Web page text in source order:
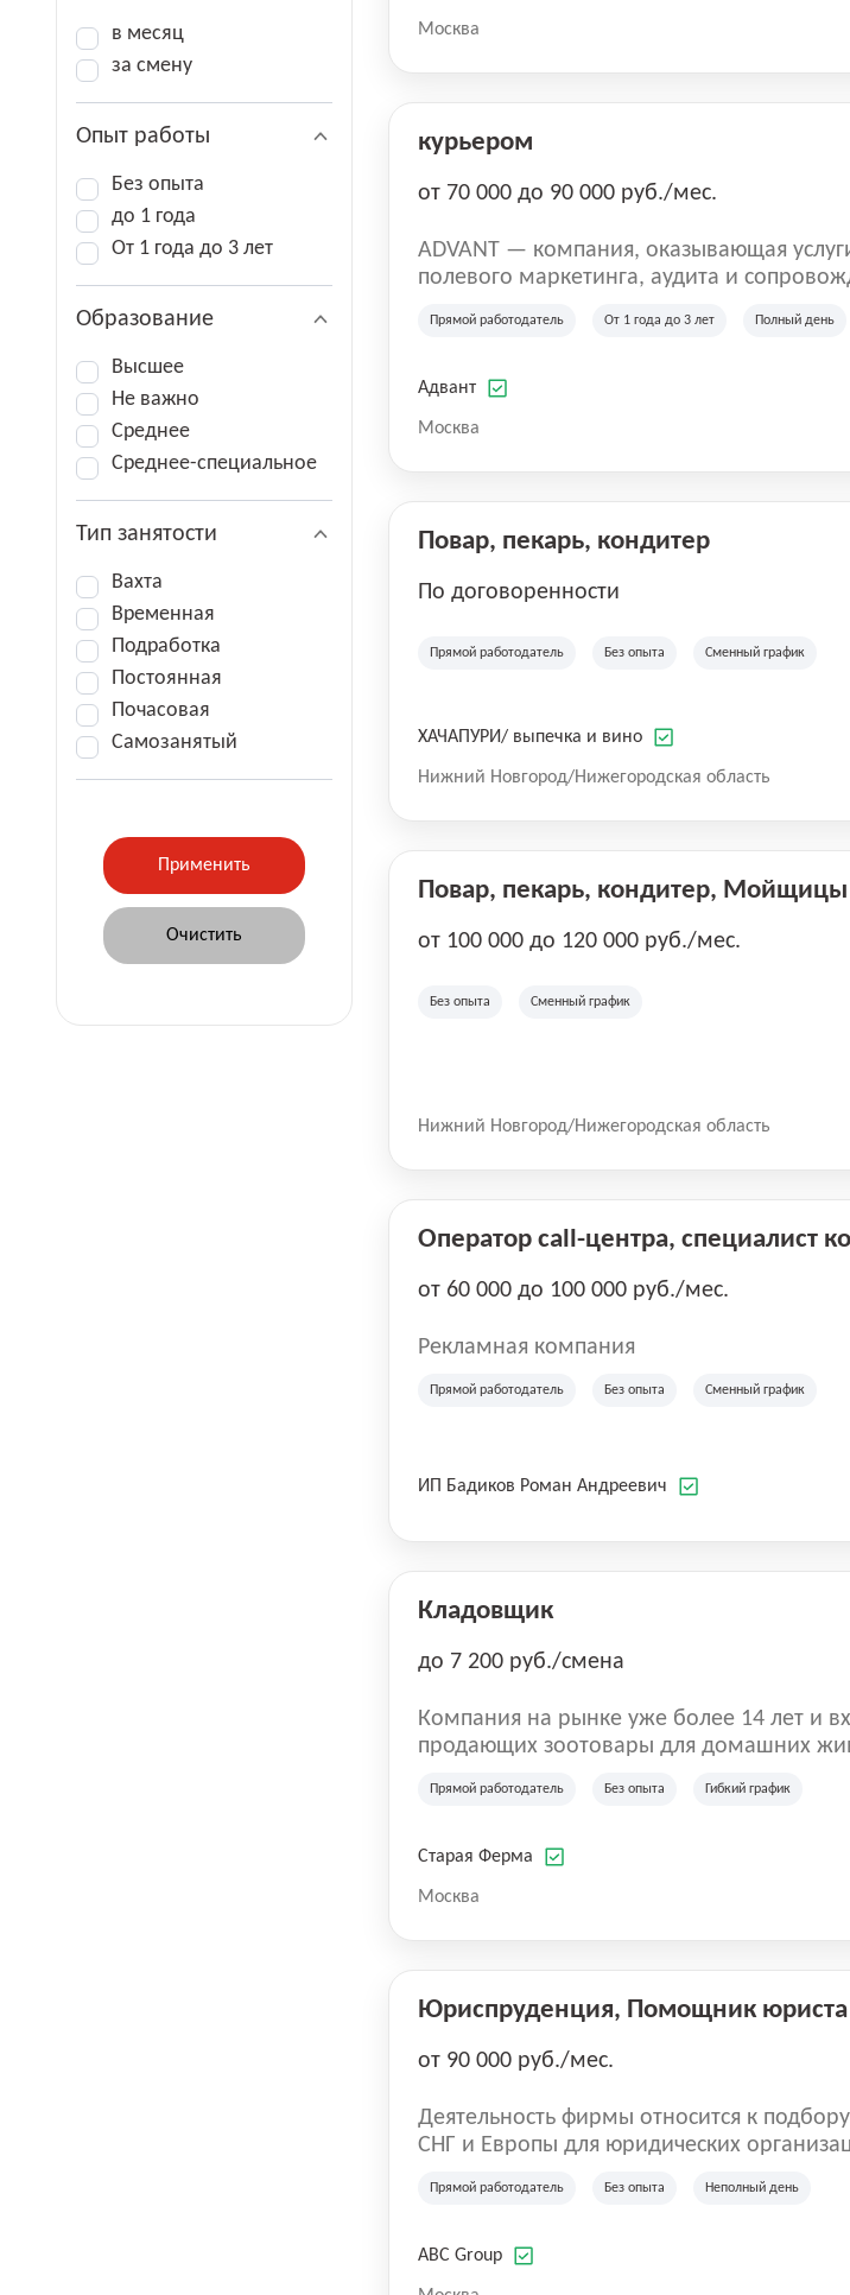
в месяц
за смену
Опыт работы
Без опыта
до 1 года
От 1 года до 3 лет
Образование
Высшее
Не важно
Среднее
Среднее-специальное
Тип занятости
Вахта
Временная
Подработка
Постоянная
Почасовая
Самозанятый
Москва
курьером
от 70 000 до 90 000 руб./мес.
ADVANT — компания, оказывающая
полевого маркетинга, аудита и
на территории России, Казахстана и
Прямой работодатель От 1 года до 3 лет Полный день
Адвант
Москва
Повар, пекарь, кондитер
По договоренности
Прямой работодатель Без опыта Сменный график
ХАЧАПУРИ/ выпечка и вино
Нижний Новгород/Нижегородская область
Повар, пекарь, кондитер, Мойщицы
от 100 000 до 120 000 руб./мес.
Без опыта Сменный график
Нижний Новгород/Нижегородская область
Оператор call-центра, специалист
от 60 000 до 100 000 руб./мес.
Рекламная компания
Прямой работодатель Без опыта Сменный график
ИП Бадиков Роман Андреевич
Кладовщик
до 7 200 руб./смена
Компания на рынке уже более 14 лет и
продающих зоотовары для домашних
крупнейших маркетплейсах России
товаров по всей территории России и
SKU, премиальные бренды кормов и
Прямой работодатель Без опыта Гибкий график
Старая Ферма
Москва
Юриспруденция, Помощник юриста
от 90 000 руб./мес.
Деятельность фирмы относится к
СНГ и Европы для юридических
Прямой работодатель Без опыта Неполный день
ABC Group